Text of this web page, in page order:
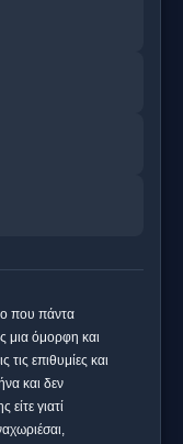
που πάντα
μια όμορφη και
τις επιθυμίες και
και δεν
γιατί